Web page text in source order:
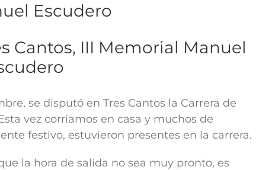
Escudero
Cantos, III Memorial Manuel
se disputó en Tres Cantos la Carrera de
vez corriamos en casa y muchos de
festivo, estuvieron presentes en la carrera.
la hora de salida no sea muy pronto, es